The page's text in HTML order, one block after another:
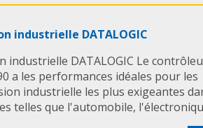
industrielle DATALOGIC
industrielle DATALOGIC Le
a les performances idéales pour les
industrielle les plus exigeantes
telles que l'automobile,